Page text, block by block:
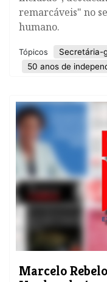
remarcáveis" no
humano.
Tópicos
Secretária-
50 anos de
Marcelo